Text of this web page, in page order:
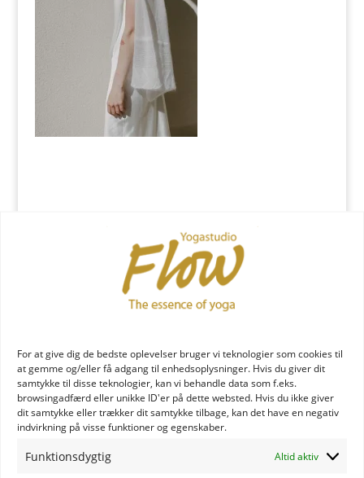
For at give dig de bedste oplevelser bruger vi teknologier som cookies til
at gemme og/eller få adgang til enhedsoplysninger. Hvis du giver dit
samtykke til disse teknologier, kan vi behandle data som f.eks.
browsingadfærd eller unikke ID'er på dette websted. Hvis du ikke giver
dit samtykke eller trækker dit samtykke tilbage, kan det have en negativ
indvirkning på visse funktioner og egenskaber.
Funktionsdygtig Altid aktiv
logget indfor at skrive en kommentar.
YOGA læreruddannelse